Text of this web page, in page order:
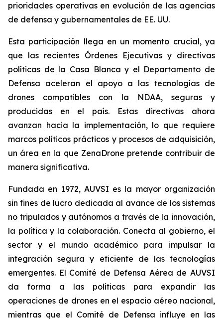
prioridades operativas en evolución de las agencias
de defensa y gubernamentales de EE. UU.
Esta participación llega en un momento crucial, ya
que las recientes Órdenes Ejecutivas y directivas
políticas de la Casa Blanca y el Departamento de
Defensa aceleran el apoyo a las tecnologías de
drones compatibles con la NDAA, seguras y
producidas en el país. Estas directivas ahora
avanzan hacia la implementación, lo que requiere
marcos políticos prácticos y procesos de adquisición,
un área en la que ZenaDrone pretende contribuir de
manera significativa.
Fundada en 1972, AUVSI es la mayor organización
sin fines de lucro dedicada al avance de los sistemas
no tripulados y autónomos a través de la innovación,
la política y la colaboración. Conecta al gobierno, el
sector y el mundo académico para impulsar la
integración segura y eficiente de las tecnologías
emergentes. El Comité de Defensa Aérea de AUVSI
da forma a las políticas para expandir las
operaciones de drones en el espacio aéreo nacional,
mientras que el Comité de Defensa influye en las